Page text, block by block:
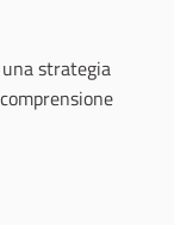
strategia